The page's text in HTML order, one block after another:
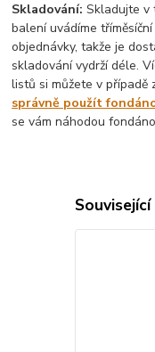
Skladování: Skladujte v
balení uvádíme
objednávky, takže je
skladování vydrží déle.
listů si můžete v případě
správně použít
se vám náhodou